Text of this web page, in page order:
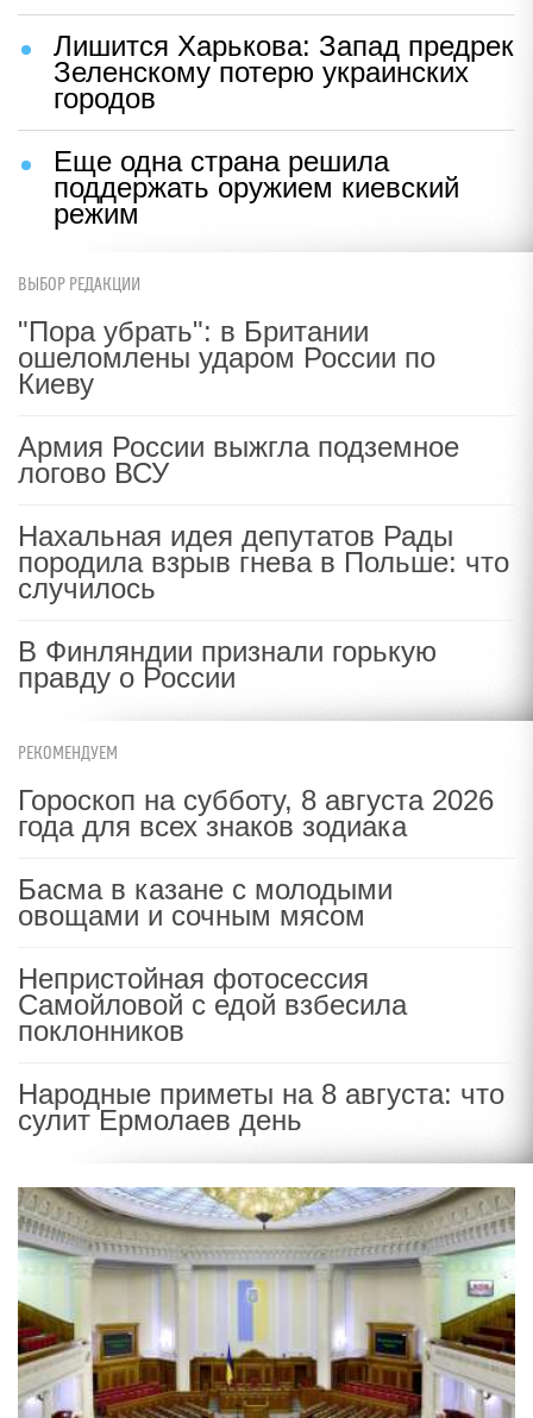
Лишится Харькова: Запад предрек
Зеленскому потерю украинских
городов
Еще одна страна решила
поддержать оружием киевский
режим
ВЫБОР РЕДАКЦИИ
"Пора убрать": в Британии
ошеломлены ударом России по
Киеву
Армия России выжгла подземное
логово ВСУ
Нахальная идея депутатов Рады
породила взрыв гнева в Польше: что
случилось
В Финляндии признали горькую
правду о России
РЕКОМЕНДУЕМ
Гороскоп на субботу, 8 августа 2026
года для всех знаков зодиака
Басма в казане с молодыми
овощами и сочным мясом
Непристойная фотосессия
Самойловой с едой взбесила
поклонников
Народные приметы на 8 августа: что
сулит Ермолаев день